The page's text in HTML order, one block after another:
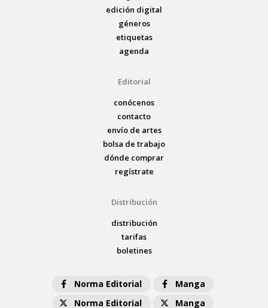
edición digital
géneros
etiquetas
agenda
Editorial
conócenos
contacto
envío de artes
bolsa de trabajo
dónde comprar
regístrate
Distribución
distribución
tarifas
boletines
Norma Editorial
Manga
Norma Editorial
Manga